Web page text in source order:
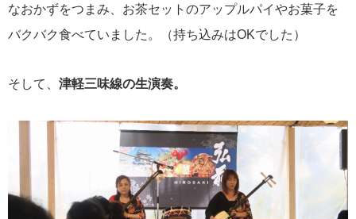
なおかずをつまみ、お茶セットのアップルパイやお菓子を
バクバク食べていました。（持ち込みはOKでした）
そして、 津軽三味線の生演奏。